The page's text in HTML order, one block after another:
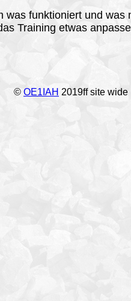
was funktioniert und was
Training etwas
© OE1IAH 2019ff site